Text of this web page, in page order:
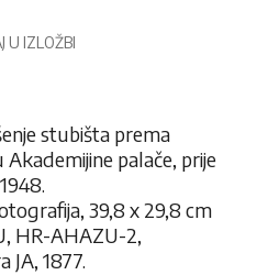
U IZLOŽBI
stubišta prema
palače, prije
39,8 x 29,8 cm
HR-AHAZU-2,
JA, 1877.